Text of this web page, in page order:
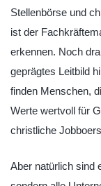
Stellenbörse und
ist der
erkennen. Noch
geprägtes Leitbild
finden Menschen,
Werte wertvoll für
christliche
Aber natürlich sind